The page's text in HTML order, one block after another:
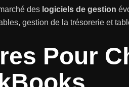
des logiciels de gestion
gestion de la trésorerie et
Pour